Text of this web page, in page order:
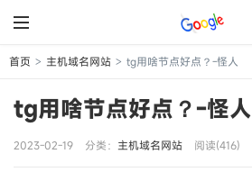
首页 > 主机域名网站 > tg用啥节点好点？-怪人
tg用啥节点好点？-怪人
2023-02-19 分类： 主机域名网站 阅读(416)